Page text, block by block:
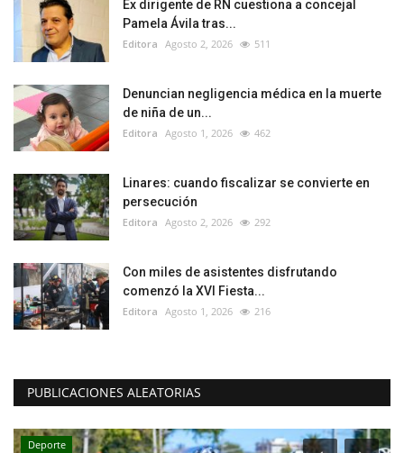
Ex dirigente de RN cuestiona a concejal
Pamela Ávila tras...
Editora Agosto 2, 2026 511
Denuncian negligencia médica en la muerte
de niña de un...
Editora Agosto 1, 2026 462
Linares: cuando fiscalizar se convierte en
persecución
Editora Agosto 2, 2026 292
Con miles de asistentes disfrutando
comenzó la XVI Fiesta...
Editora Agosto 1, 2026 216
PUBLICACIONES ALEATORIAS
Deporte